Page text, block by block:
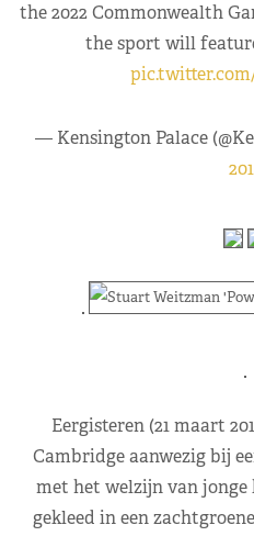
the 2022 Commonwealth
the sport will
— Kensington Palace
Eergisteren (21 maart
Cambridge aanwezig bij
met het welzijn van
gekleed in een